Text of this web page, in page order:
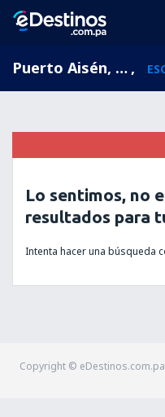
Puerto Aisén, Aysén, Chile ,
Lo sentimos, no
resultados para
Intenta hacer una búsqueda
Copyright ©